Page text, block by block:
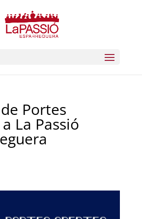
Portes
La Passió